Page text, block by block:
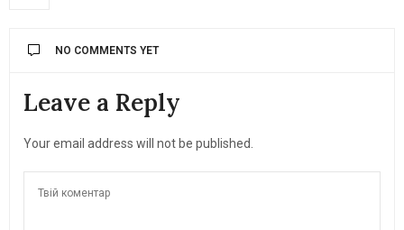
NO COMMENTS YET
Leave a Reply
Your email address will not be published.